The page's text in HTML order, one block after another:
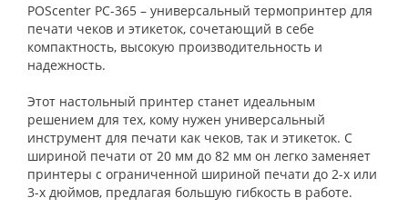
POScenter PC-365 – универсальный термопринтер для
печати чеков и этикеток, сочетающий в себе
компактность, высокую производительность и
надежность.
Этот настольный принтер станет идеальным
решением для тех, кому нужен универсальный
инструмент для печати как чеков, так и этикеток. С
шириной печати от 20 мм до 82 мм он легко заменяет
принтеры с ограниченной шириной печати до 2-х или
3-х дюймов, предлагая большую гибкость в работе.